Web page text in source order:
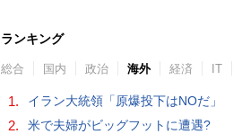
ランキング
総合 国内 政治 海外 経済 IT
1. イラン大統領「原爆投下はNOだ」
2. 米で夫婦がビッグフットに遭遇?